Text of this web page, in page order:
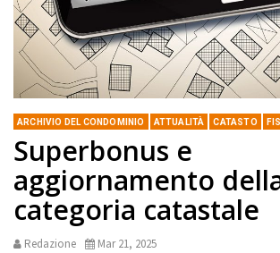
ARCHIVIO DEL CONDOMINIO ATTUALITÀ CATASTO
Superbonus e
aggiornamento
categoria catastale
Redazione Mar 21, 2025